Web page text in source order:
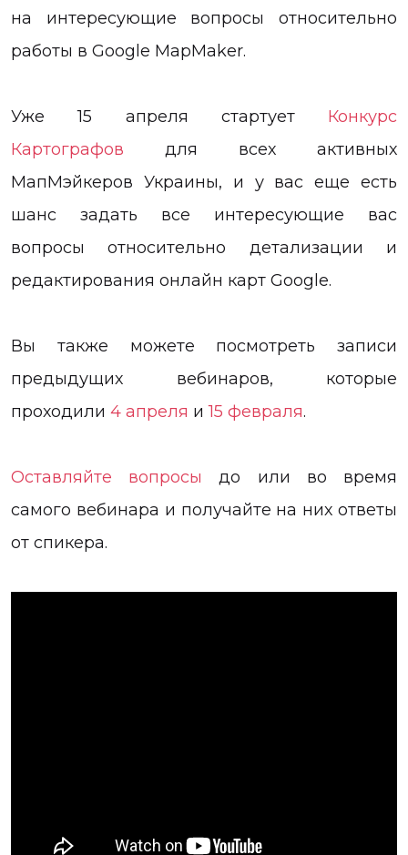
на интересующие вопросы относительно
работы в Google MapMaker.
Уже 15 апреля стартует Конкурс
Картографов для всех активных
МапМэйкеров Украины, и у вас еще есть
шанс задать все интересующие вас
вопросы относительно детализации и
редактирования онлайн карт Google.
Вы также можете посмотреть записи
предыдущих вебинаров, которые
проходили 4 апреля и15 февраля.
Оставляйте вопросы
до или во время
самого вебинара и получайте на них ответы
от спикера.